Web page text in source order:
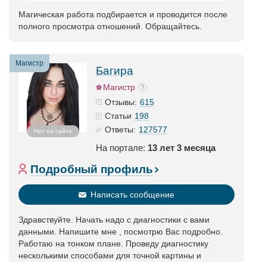
Магическая работа подбирается и проводится после
полного просмотра отношений. Обращайтесь.
Магистр
Нет на сайте
Багира
Магистр
Отзывы: 615
Статьи 198
Ответы: 127577
На портале: 13 лет 3 месяца
Подробный профиль
Написать сообщение
Здравствуйте. Начать надо с диагностики с вами
данными. Напишите мне , посмотрю Вас подробно.
Работаю на тонком плане. Проведу диагностику
несколькими способами для точной картины и